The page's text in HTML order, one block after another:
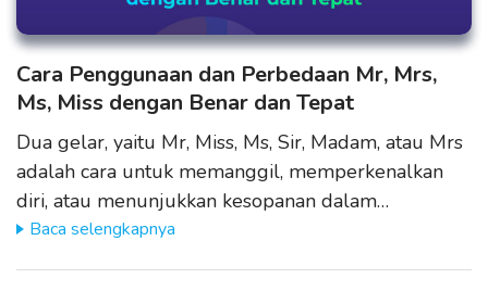
Cara Penggunaan dan Perbedaan Mr, Mrs,
Ms, Miss dengan Benar dan Tepat
Dua gelar, yaitu Mr, Miss, Ms, Sir, Madam, atau Mrs
adalah cara untuk memanggil, memperkenalkan
diri, atau menunjukkan kesopanan dalam…
Baca selengkapnya